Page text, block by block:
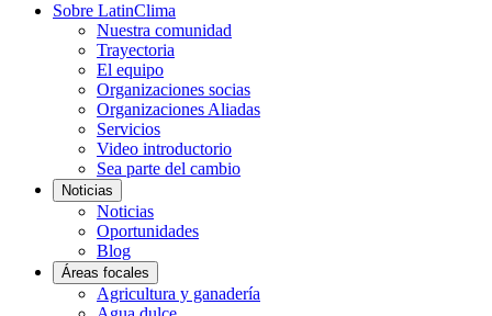
Sobre LatinClima
Nuestra comunidad
Trayectoria
El equipo
Organizaciones socias
Organizaciones Aliadas
Servicios
Video introductorio
Sea parte del cambio
Noticias
Noticias
Oportunidades
Blog
Áreas focales
Agricultura y ganadería